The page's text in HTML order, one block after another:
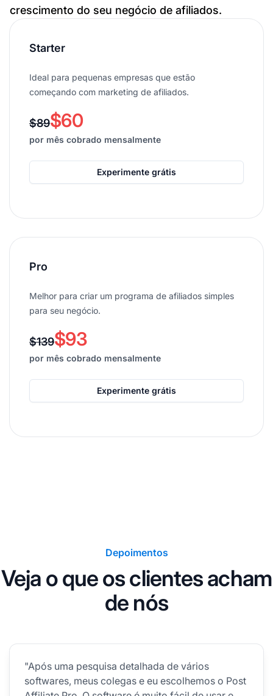
crescimento do seu negócio de afiliados.
Starter
Ideal para pequenas empresas que estão
começando com marketing de afiliados.
$89$60
por mês cobrado mensalmente
Experimente grátis
Pro
Melhor para criar um programa de afiliados simples
para seu negócio.
$139$93
por mês cobrado mensalmente
Experimente grátis
Depoimentos
Veja o que os clientes acham
de nós
"Após uma pesquisa detalhada de vários
softwares, meus colegas e eu escolhemos o Post